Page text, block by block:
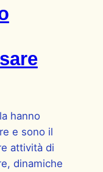
hanno
e sono il
attività di
dinamiche